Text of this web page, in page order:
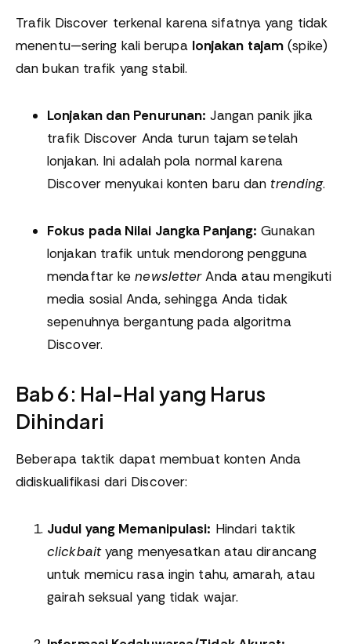
Trafik Discover terkenal karena sifatnya yang tidak
menentu—sering kali berupa lonjakan tajam (spike)
dan bukan trafik yang stabil.
Lonjakan dan Penurunan: Jangan panik jika
trafik Discover Anda turun tajam setelah
lonjakan. Ini adalah pola normal karena
Discover menyukai konten baru dan trending.
Fokus pada Nilai Jangka Panjang: Gunakan
lonjakan trafik untuk mendorong pengguna
mendaftar kenewsletterAnda atau mengikuti
media sosial Anda, sehingga Anda tidak
sepenuhnya bergantung pada algoritma
Discover.
Bab 6: Hal-Hal yang Harus
Dihindari
Beberapa taktik dapat membuat konten Anda
didiskualifikasi dari Discover:
Judul yang Memanipulasi: Hindari taktik
clickbaityang menyesatkan atau dirancang
untuk memicu rasa ingin tahu, amarah, atau
gairah seksual yang tidak wajar.